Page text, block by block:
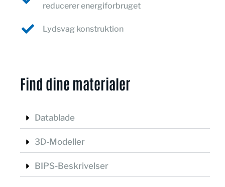
reducerer energiforbruget
Lydsvag konstruktion
Find dine materialer
Datablade
3D-Modeller
BIPS-Beskrivelser